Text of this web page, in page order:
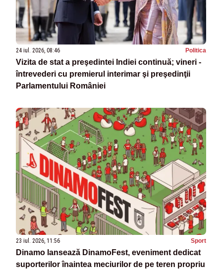
24 iul. 2026, 08:46 Politica
Vizita de stat a preşedintei Indiei continuă; vineri -
întrevederi cu premierul interimar şi preşedinţii
Parlamentului României
23 iul. 2026, 11:56 Sport
Dinamo lansează DinamoFest, eveniment dedicat
suporterilor înaintea meciurilor de pe teren propriu